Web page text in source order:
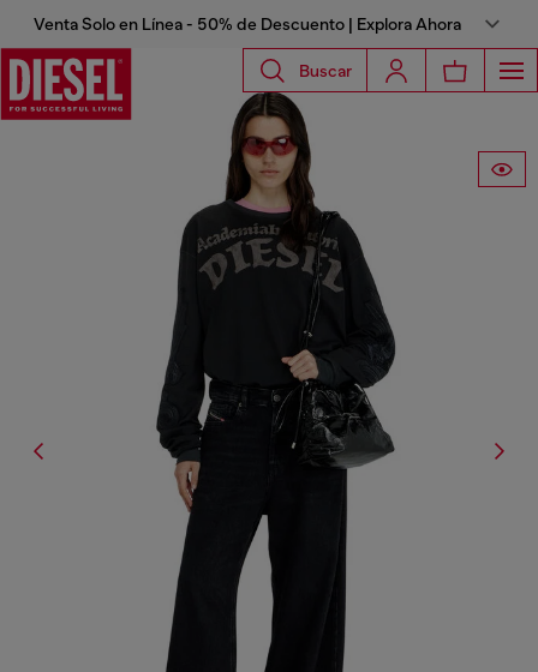
Venta Solo en Línea - 50% de Descuento | Explora Ahora
Buscar